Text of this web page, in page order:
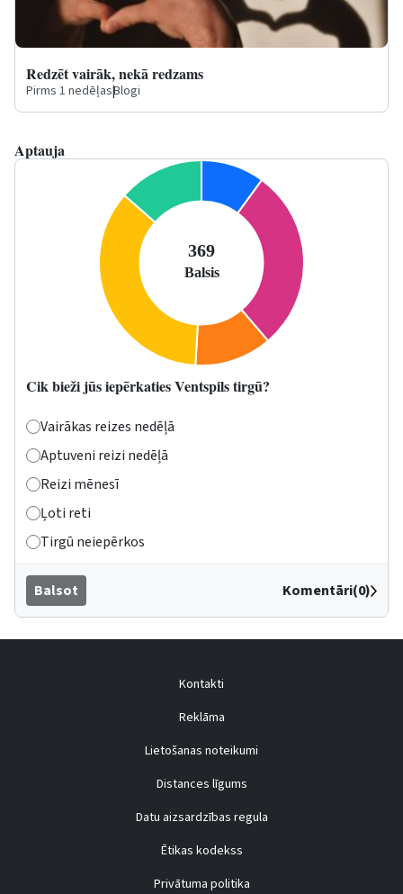
Redzēt vairāk, nekā redzams
Pirms 1 nedēļas|Blogi
Aptauja
Cik bieži jūs iepērkaties Ventspils tirgū?
Vairākas reizes nedēļā
Aptuveni reizi nedēļā
Reizi mēnesī
Ļoti reti
Tirgū neiepērkos
Balsot Komentāri(0)
Kontakti
Reklāma
Lietošanas noteikumi
Distances līgums
Datu aizsardzības regula
Ētikas kodekss
Privātuma politika